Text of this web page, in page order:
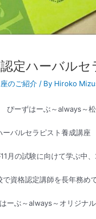
定ハーバルセ
のご紹介 / By Hiroko
ーずはーぶ～always～松
ーバルセラピスト養成講座
月の試験に向けて学ぶ中
資格認定講師を長年務め
ーぶ～always～オリジナ